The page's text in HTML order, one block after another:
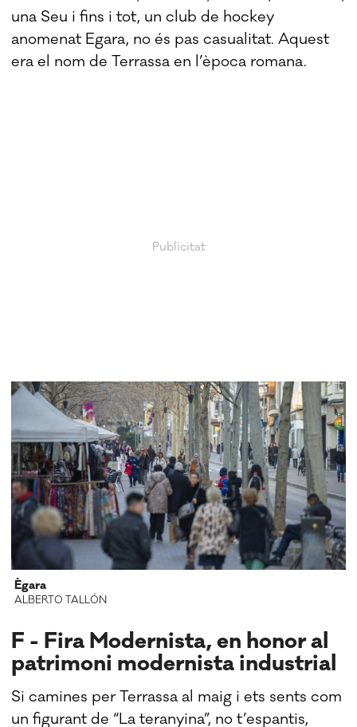
una Seu i fins i tot, un club de hockey
anomenat Egara, no és pas casualitat. Aquest
era el nom de Terrassa en l’època romana.
Ègara
ALBERTO TALLÓN
F - Fira Modernista, en honor al
patrimoni modernista industrial
Si camines per Terrassa al maig i ets sents com
un figurant de “La teranyina”, no t’espantis,